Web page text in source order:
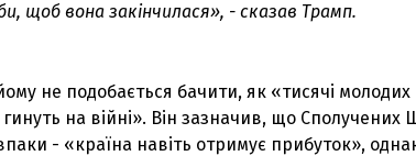
щоб вона закінчилася», - сказав Трамп.
не подобається бачити, як «тисячі молодих
на війні». Він зазначив, що Сполучених
- «країна навіть отримує прибуток»,